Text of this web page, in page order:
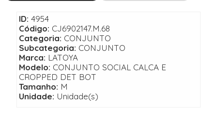
ID: 4954
Código: CJ6902147.M.68
Categoria: CONJUNTO
Subcategoria: CONJUNTO
Marca: LATOYA
Modelo: CONJUNTO SOCIAL CALCA E
CROPPED DET BOT
Tamanho: M
Unidade: Unidade(s)